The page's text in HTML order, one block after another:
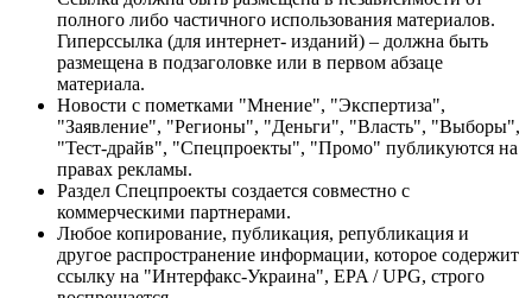
полного либо частичного использования материалов.
Гиперссылка (для интернет- изданий) – должна быть
размещена в подзаголовке или в первом абзаце
материала.
Новости с пометками "Мнение", "Экспертиза",
"Заявление", "Регионы", "Деньги", "Власть", "Выборы",
"Тест-драйв", "Спецпроекты", "Промо" публикуются на
правах рекламы.
Раздел Спецпроекты создается совместно с
коммерческими партнерами.
Любое копирование, публикация, републикация и
другое распространение информации, которое содержит
ссылку на "Интерфакс-Украина", EPA / UPG, строго